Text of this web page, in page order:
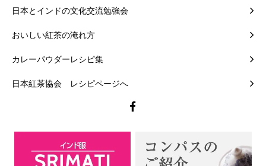
日本とインドの文化交流勉強会
おいしい紅茶の淹れ方
カレーパウダーレシピ集
日本紅茶協会 レシピページへ